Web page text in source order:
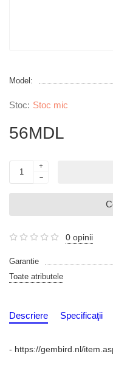
Model:
Stoc mic
56MDL
0 opinii
Garantie
Toate atributele
Descriere Specificaţii
- https://gembird.nl/